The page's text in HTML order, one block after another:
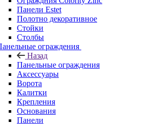
Панели Estet
Полотно декоративное
Стойки
Столбы
ограждения
Назад
Панельные ограждения
Аксессуары
Ворота
Калитки
Крепления
Основания
Панели